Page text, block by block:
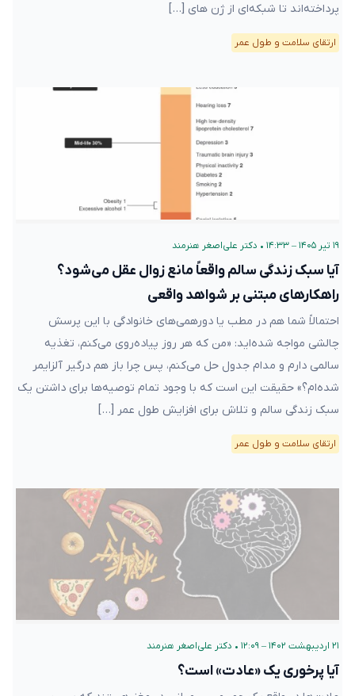
پرداخته‌اند تا شبکه‌ای از ژن های […]
ارتقای سلامت و طول عمر
۱۹ تیر ۱۴۰۵ – ۱۴:۳۳ • دکتر علی‌اصغر هنرمند
آیا سبک زندگی سالم واقعاً مانع زوال عقل می‌شود؟
راهکارهای مبتنی بر شواهد واقعی
احتمالاً شما هم در مطب یا دورهمی‌های خانوادگی با این پرسش
چالشی مواجه شده‌اید: «من که هر روز پیاده‌روی می‌کنم، تغذیه
سالمی دارم و مدام جدول حل می‌کنم، پس چرا باز هم درگیر آلزایمر
شده‌ام؟» حقیقت این است که با وجود تمام توصیه‌ها برای داشتن یک
سبک زندگی سالم و تلاش برای افزایش طول عمر […]
ارتقای سلامت و طول عمر
۲۱ اردیبهشت ۱۴۰۲ – ۱۲:۰۹ • دکتر علی‌اصغر هنرمند
آیا پرخوری یک «عادت» است؟